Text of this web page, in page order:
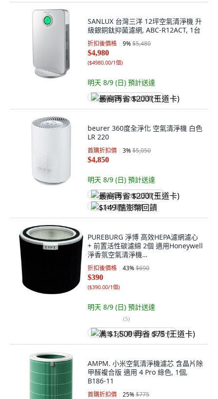
SANLUX 台灣三洋 12坪空氣清淨機 升
級銀銅鈦抑菌濾網, ABC-R12ACT, 1台
折扣後價格 9%$5,480
$4,980
($4980.00/1個)
明天 8/9 (日) 預計送達
最高再省 $200 (王道卡)
beurer 360度全淨化 空氣清淨機 白色
LR 220
首購折扣價 3%$5,050
$4,850
明天 8/9 (日) 預計送達
最高再省 $200 (王道卡)
$149 酷澎幣回饋
PUREBURG 淨博 高效HEPA濾網濾心
+ 前置活性碳濾綿 2個 適用Honeywell
淨香氛空氣清淨機
HPA830WTW/HPA830, 1套, HW-830-
01
折扣後價格 43%$690
$390
($390.00/1個)
明天 8/9 (日) 預計送達
(5)
满 $1,500 再省 $75 (王道卡)
AMPM. 小米空氣清淨機濾芯 含晶片除
甲醛複合版 適用 4 Pro 綠色, 1個,
B186-11
首購折扣價 25%$775